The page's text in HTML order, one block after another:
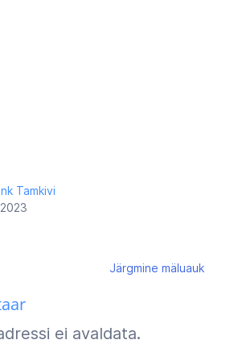
Tamkivi
Järgmine mäluauk
ei avaldata.